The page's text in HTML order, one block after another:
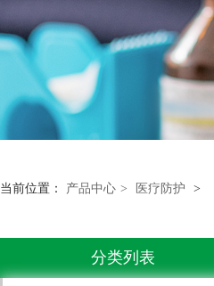
当前位置： 产品中心 > 医疗防护 >
分类列表